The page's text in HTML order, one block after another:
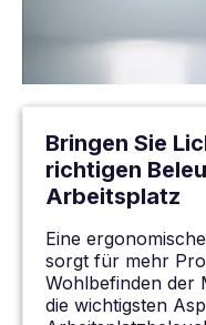
Bringen Sie
richtigen
Arbeitsplatz
Eine
sorgt für mehr
Wohlbefinden der
die wichtigsten